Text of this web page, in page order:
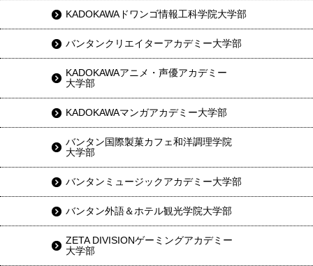
KADOKAWAドワンゴ情報工科学院大学部
バンタンクリエイターアカデミー大学部
KADOKAWAアニメ・声優アカデミー
大学部
KADOKAWAマンガアカデミー大学部
バンタン国際製菓カフェ和洋調理学院
大学部
バンタンミュージックアカデミー大学部
バンタン外語＆ホテル観光学院大学部
ZETA DIVISIONゲーミングアカデミー
大学部